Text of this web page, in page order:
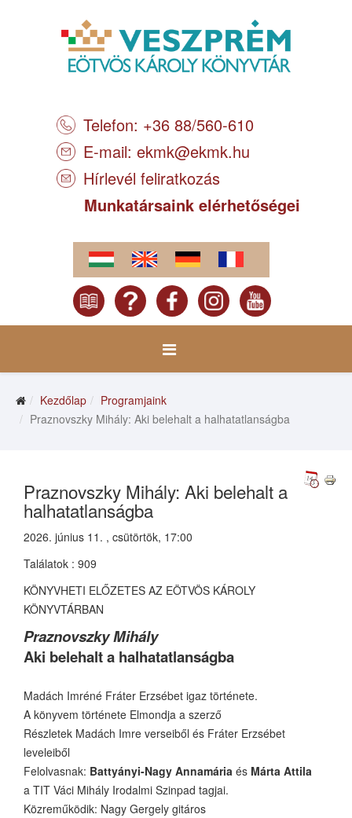
Telefon: +36 88/560-610
E-mail: ekmk@ekmk.hu
Hírlevél feliratkozás
Munkatársaink elérhetőségei
Kezdőlap
Programjaink
Praznovszky Mihály: Aki belehalt a halhatatlanságba
Praznovszky Mihály: Aki belehalt a
halhatatlanságba
2026. június 11. , csütörtök, 17:00
Találatok : 909
KÖNYVHETI ELŐZETES AZ EÖTVÖS KÁROLY
KÖNYVTÁRBAN
Praznovszky Mihály
Aki belehalt a halhatatlanságba
Madách Imréné Fráter Erzsébet igaz története.
A könyvem története Elmondja a szerző
Részletek Madách Imre verseiből és Fráter Erzsébet
leveleiből
Felolvasnak: Battyányi-Nagy Annamária és Márta Attila
a TIT Váci Mihály Irodalmi Szinpad tagjai.
Közreműködik: Nagy Gergely gitáros